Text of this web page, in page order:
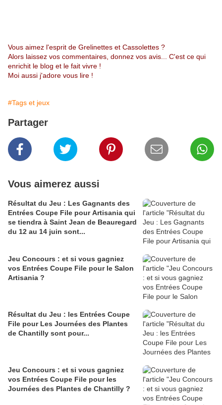
Vous aimez l'esprit de Grelinettes et Cassolettes ?
Alors laissez vos commentaires, donnez vos avis... C'est ce qui
enrichit le blog et le fait vivre !
Moi aussi j'adore vous lire !
#Tags et jeux
Partager
Vous aimerez aussi
Résultat du Jeu : Les Gagnants des
Entrées Coupe File pour Artisania qui
se tiendra à Saint Jean de Beauregard
du 12 au 14 juin sont...
Jeu Concours : et si vous gagniez
vos Entrées Coupe File pour le Salon
Artisania ?
Résultat du Jeu : les Entrées Coupe
File pour Les Journées des Plantes
de Chantilly sont pour...
Jeu Concours : et si vous gagniez
vos Entrées Coupe File pour les
Journées des Plantes de Chantilly ?